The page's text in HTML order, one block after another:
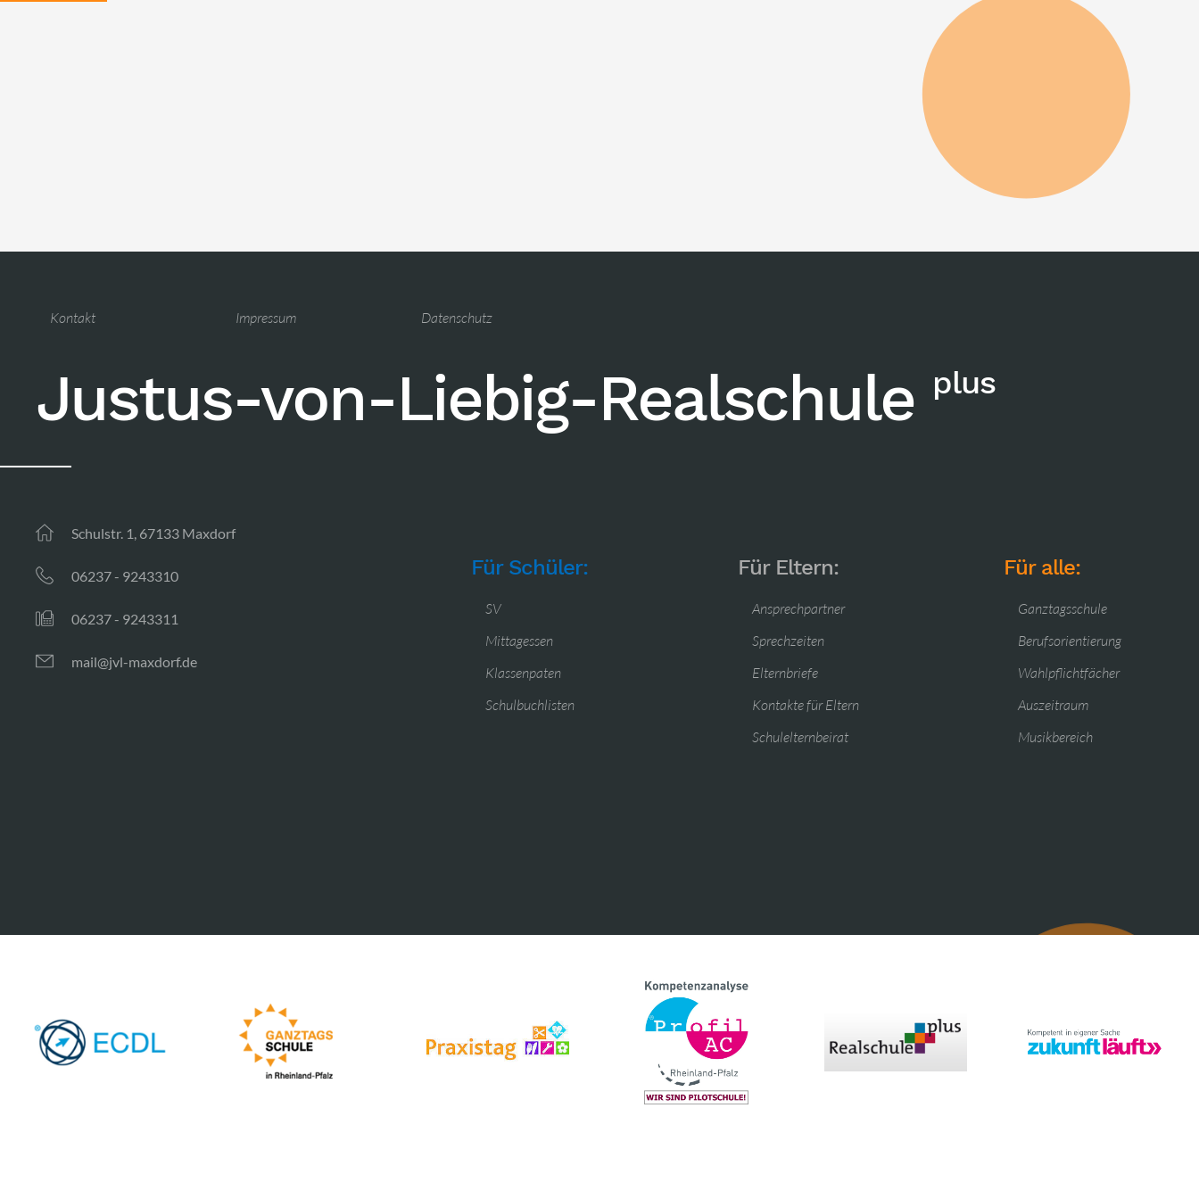
Kontakt Impressum Datenschutz
Justus-von-Liebig-Realschule plus
Schulstr. 1, 67133 Maxdorf
06237 - 9243310
06237 - 9243311
mail@jvl-maxdorf.de
Für Schüler:
SV
Mittagessen
Klassenpaten
Schulbuchlisten
Für Eltern:
Ansprechpartner
Sprechzeiten
Elternbriefe
Kontakte für Eltern
Schulelternbeirat
Für alle:
Ganztagsschule
Berufsorientierung
Wahlpflichtfächer
Auszeitraum
Musikbereich